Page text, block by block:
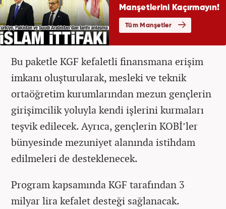
Bu paketle KGF kefaletli finansmana erişim
imkanı oluşturularak, mesleki ve teknik
ortaöğretim kurumlarından mezun gençlerin
girişimcilik yoluyla kendi işlerini kurmaları
teşvik edilecek. Ayrıca, gençlerin KOBİ’ler
bünyesinde mezuniyet alanında istihdam
edilmeleri de desteklenecek.
Program kapsamında KGF tarafından 3
milyar lira kefalet desteği sağlanacak.